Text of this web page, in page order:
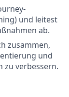
und leitest
ab.
zusammen,
und
verbessern.